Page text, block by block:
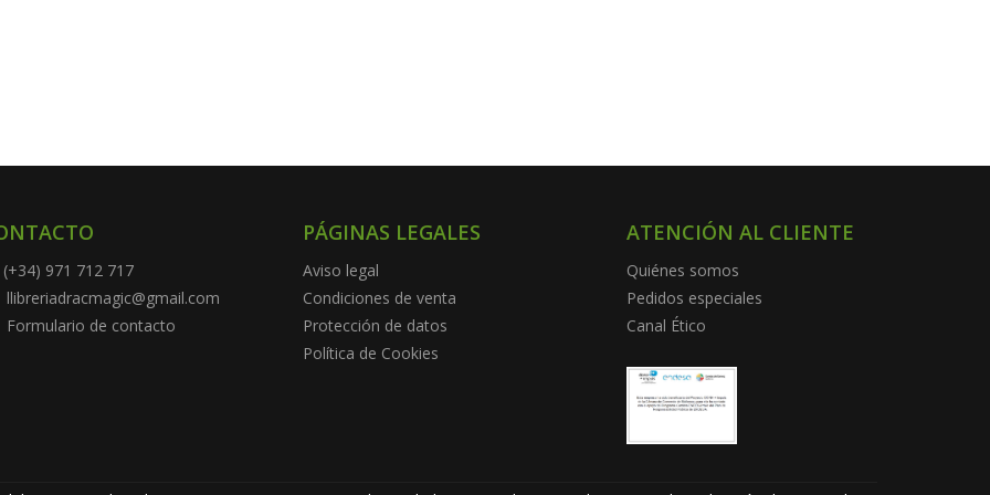
(+34) 971 712 717
llibreriadracmagic@gmail.com
Formulario de contacto
PÁGINAS LEGALES
Aviso legal
Condiciones de venta
Protección de datos
Política de Cookies
ATENCIÓN AL CLIENTE
Quiénes somos
Pedidos especiales
Canal Ético